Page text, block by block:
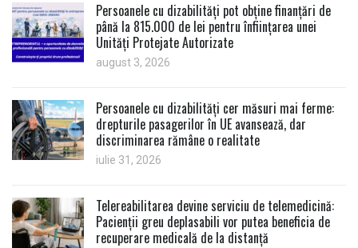
Persoanele cu dizabilități pot obține finanțări de
până la 815.000 de lei pentru înființarea unei
Unități Protejate Autorizate
august 3, 2026
Persoanele cu dizabilități cer măsuri mai ferme:
drepturile pasagerilor în UE avansează, dar
discriminarea rămâne o realitate
iulie 31, 2026
Telereabilitarea devine serviciu de telemedicină:
Pacienții greu deplasabili vor putea beneficia de
recuperare medicală de la distanță